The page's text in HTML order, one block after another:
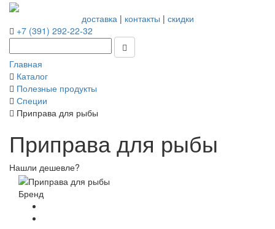
доставка| контакты | скидки
+7 (391) 292-22-32
Главная
Каталог
Полезные продукты
Специи
Приправа для рыбы
Приправа для рыбы
Нашли дешевле?
Бренд